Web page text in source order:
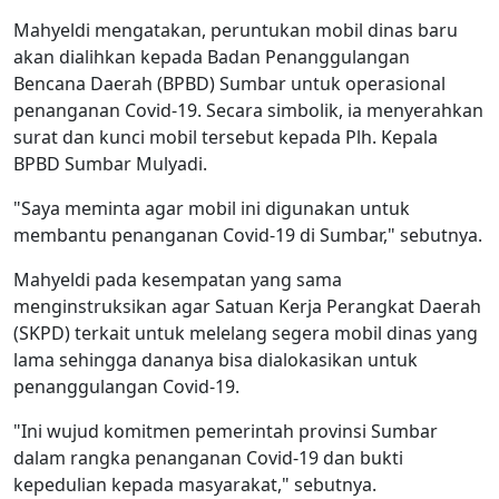
Mahyeldi mengatakan, peruntukan mobil dinas baru
akan dialihkan kepada Badan Penanggulangan
Bencana Daerah (BPBD) Sumbar untuk operasional
penanganan Covid-19. Secara simbolik, ia menyerahkan
surat dan kunci mobil tersebut kepada Plh. Kepala
BPBD Sumbar Mulyadi.
"Saya meminta agar mobil ini digunakan untuk
membantu penanganan Covid-19 di Sumbar," sebutnya.
Mahyeldi pada kesempatan yang sama
menginstruksikan agar Satuan Kerja Perangkat Daerah
(SKPD) terkait untuk melelang segera mobil dinas yang
lama sehingga dananya bisa dialokasikan untuk
penanggulangan Covid-19.
"Ini wujud komitmen pemerintah provinsi Sumbar
dalam rangka penanganan Covid-19 dan bukti
kepedulian kepada masyarakat," sebutnya.